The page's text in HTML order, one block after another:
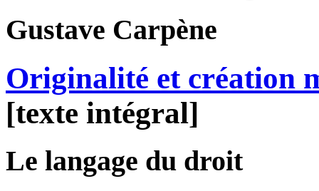
Gustave Carpène
Originalité et création
[texte intégral]
Le langage du droit